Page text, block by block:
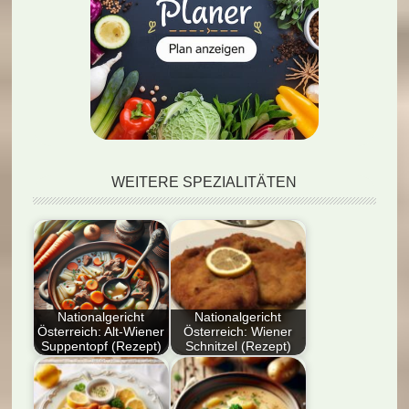
WEITERE SPEZIALITÄTEN
Nationalgericht
Österreich: Alt-Wiener
Suppentopf (Rezept)
Entdecken Sie die
kulinarische Tradition
Nationalgericht
Österreich: Wiener
Schnitzel (Rezept)
Erfahre hier, wie du
das beliebte